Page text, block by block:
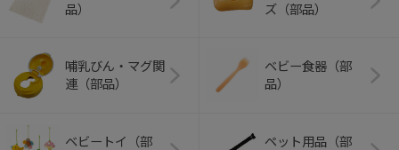
品）
ズ（部品）
哺乳びん・マグ関
連（部品）
ベビー食器（部
品）
ベビートイ（部
ペット用品（部